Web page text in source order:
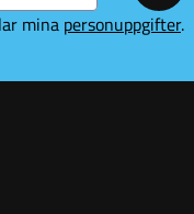
mina personuppgifter.